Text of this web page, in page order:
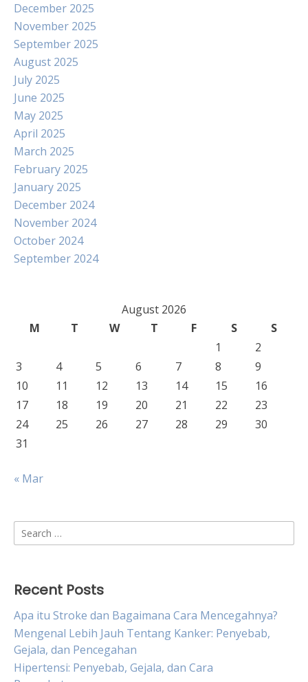
December 2025
November 2025
September 2025
August 2025
July 2025
June 2025
May 2025
April 2025
March 2025
February 2025
January 2025
December 2024
November 2024
October 2024
September 2024
August 2026
M
T W T F S
S
1
2
3
4 5 6 7 8
9
10
11 12 13 14 15
16
17
18 19 20 21 22
23
24
25 26 27 28 29
30
31
« Mar
Search
for:
Recent Posts
Apa itu Stroke dan Bagaimana Cara Mencegahnya?
Mengenal Lebih Jauh Tentang Kanker: Penyebab,
Gejala, dan Pencegahan
Hipertensi: Penyebab, Gejala, dan Cara